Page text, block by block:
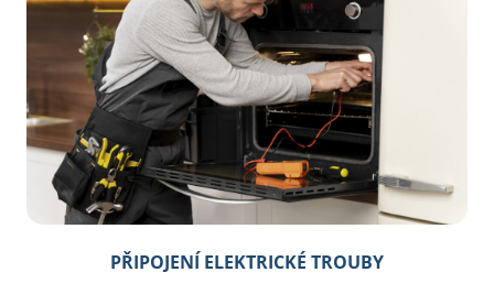
PŘIPOJENÍ ELEKTRICKÉ TROUBY